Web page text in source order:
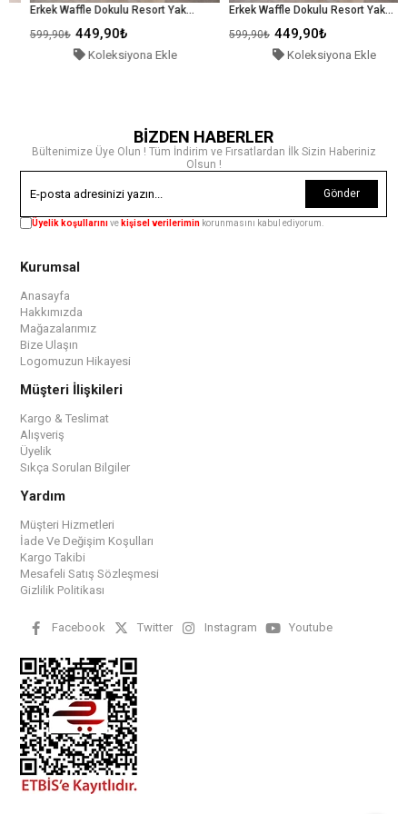
Erkek Waffle Dokulu Resort Yaka Regular Fit Kısa Kollu Yeşil Gömlek
449,90₺
599,90₺
Koleksiyona Ekle
Erkek Waffle Dokulu Resort Yaka Regular Fit Kısa Kollu Lacivert Gömlek
449,90₺
599,90₺
Koleksiyona Ekle
BİZDEN HABERLER
Bültenimize Üye Olun ! Tüm İndirim ve Fırsatlardan İlk Sizin Haberiniz
Olsun !
Gönder
Üyelik koşullarınıve kişisel verilerimin korunmasını kabul ediyorum.
Kurumsal
Anasayfa
Hakkımızda
Mağazalarımız
Bize Ulaşın
Logomuzun Hikayesi
Müşteri İlişkileri
Kargo & Teslimat
Alışveriş
Üyelik
Sıkça Sorulan Bilgiler
Yardım
Müşteri Hizmetleri
İade Ve Değişim Koşulları
Kargo Takibi
Mesafeli Satış Sözleşmesi
Gizlilik Politikası
Facebook Twitter Instagram Youtube